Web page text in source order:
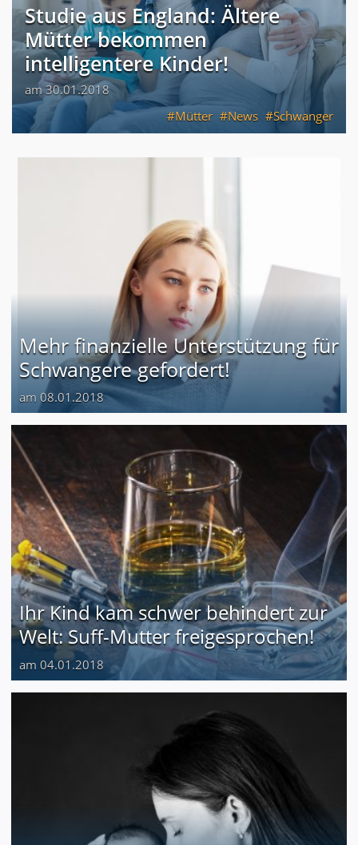
Studie aus England: Ältere
Mütter bekommen
intelligentere Kinder!
am 30.01.2018
Mütter
News Schwanger
Mehr finanzielle Unterstützung für
Schwangere gefordert!
am 08.01.2018
Ihr Kind kam schwer behindert zur
Welt: Suff-Mutter freigesprochen!
am 04.01.2018